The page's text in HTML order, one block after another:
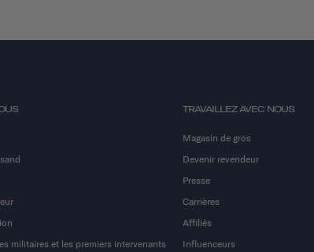
militaires et les premiers intervenants
TRAVAILLEZ AVEC NOUS
Magasin de gros
Devenir revendeur
Presse
Carrières
Affiliés
Influenceurs